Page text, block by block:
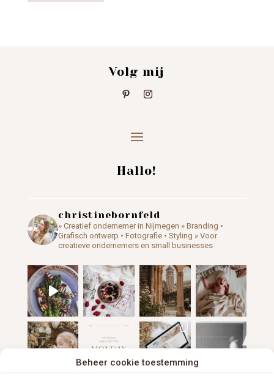
Beheer cookie toestemming
Volg mij
Hallo!
christinebornfeld
» Creatief ondernemer in Nijmegen » Branding •
Grafisch ontwerp • Fotografie • Styling » Voor
creatieve ondernemers en small businesses